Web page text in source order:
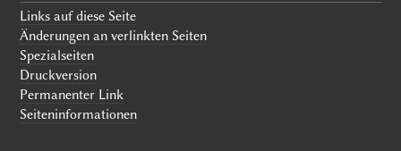
Links auf diese Seite
Änderungen an verlinkten Seiten
Spezialseiten
Druckversion
Permanenter Link
Seiten­informationen